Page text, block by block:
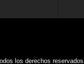
los derechos